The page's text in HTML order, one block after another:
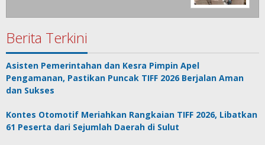
Berita Terkini
Asisten Pemerintahan dan Kesra Pimpin Apel
Pengamanan, Pastikan Puncak TIFF 2026 Berjalan Aman
dan Sukses
Kontes Otomotif Meriahkan Rangkaian TIFF 2026, Libatkan
61 Peserta dari Sejumlah Daerah di Sulut